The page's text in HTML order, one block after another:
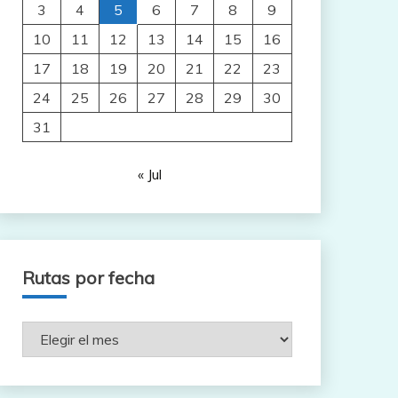
3
4 5 6 7 8
9
10
11 12 13 14 15
16
17
18 19 20 21 22
23
24
25 26 27 28 29
30
31
« Jul
Rutas por fecha
Rutas